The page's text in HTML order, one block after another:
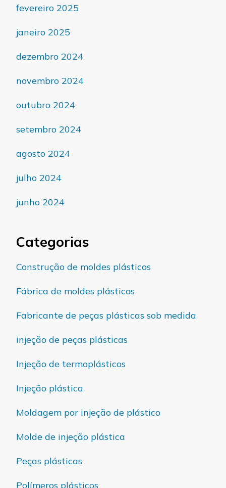
fevereiro 2025
janeiro 2025
dezembro 2024
novembro 2024
outubro 2024
setembro 2024
agosto 2024
julho 2024
junho 2024
Categorias
Construção de moldes plásticos
Fábrica de moldes plásticos
Fabricante de peças plásticas sob medida
injeção de peças plásticas
Injeção de termoplásticos
Injeção plástica
Moldagem por injeção de plástico
Molde de injeção plástica
Peças plásticas
Polímeros plásticos